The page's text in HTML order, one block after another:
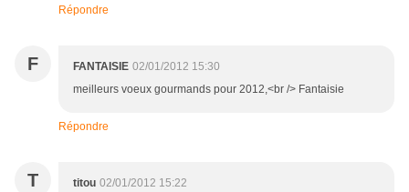
Répondre
F FANTAISIE 02/01/2012 15:30
meilleurs voeux gourmands pour 2012,<br /> Fantaisie
Répondre
T titou 02/01/2012 15:22